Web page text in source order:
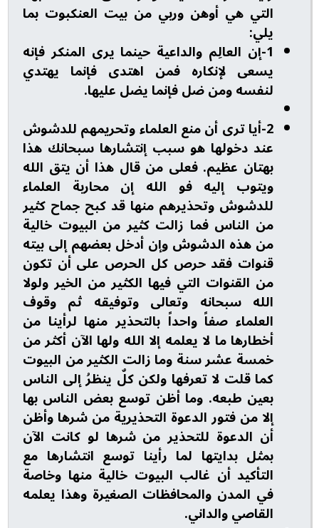
التي هي أوهن وربي من بيت العنكبوت بما
يلي:
1-إن العالِم والداعية حينما يرى المنكر فإنه
يسعى لإنكاره فمن اهتدى فإنما يهتدي
لنفسه ومن ضل فإنما يضل عليها.
2-أيا ترى أن منع العلماء وتحريمهم للدشوش
عند دخولها هو سبب إنتشارها سبحانك هذا
بهتان عظيم. فعلى من قال هذا أن يتق الله
ويتوب إليه فو الله إن محاربة العلماء
للدشوش وتحذيرهم منها قد كبح جماح كثير
من الناس فما زالت كثير من البيوت خالية
من هذه الدشوش وإن أدخل بعضهم إلى بيته
قنوات فقد حرص كل الحرص على أن تكون
من القنوات التي فيها الكثير من الخير ولولا
الله سبحانه وتعالى وتوفيقه ثم وقوف
العلماء صفاً واحداً بالتحذير منها لرأينا من
أخطارها ما لا يعلمه إلا الله ولها الآن أكثر من
خمسة عشر سنة وما زالت الكثير من البيوت
كما قلت لا تعرفها ولكن كلٌ ينظرُ إلى الناس
بعين طبعه. وما أظن توسع بعض الناس بها
إلا من فتور الدعوة التحذيرية من شرها وأظن
أن الدعوة للتحذير من شرها لو كانت الآن
بمثل بدايتها لما رأينا توسع انتشارها مع
التأكيد أن غالب البيوت خالية منها وخاصة
في المدن والمحافظات الصغيرة وهذا يعلمه
القاصي والداني.